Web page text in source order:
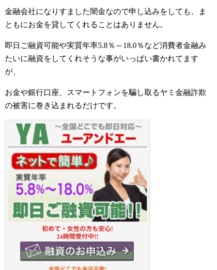
金融会社になりすました闇金なので申し込みをしても、ま
ともにお金を貸してくれることはありません。
即日ご融資可能や実質年率5.8％～18.0％など消費者金融み
たいに融資をしてくれそうな事がいっぱい書かれてます
が、
お金や銀行口座、スマートフォンを騙し取るヤミ金融詐欺
の被害に巻き込まれるだけです。